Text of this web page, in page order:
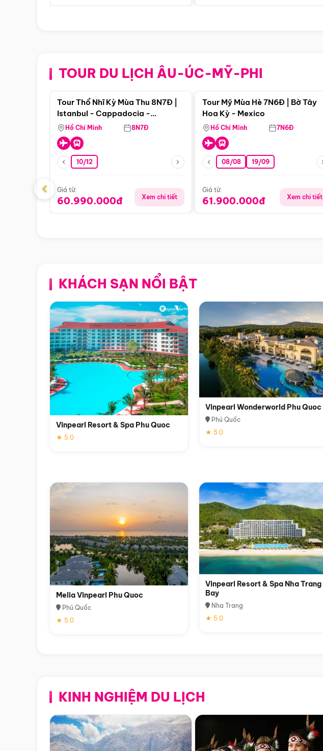
TOUR DU LỊCH ÂU-ÚC-MỸ-PHI
Điểm nổi bật
Tour Thổ Nhĩ Kỳ Mùa Thu 8N7Đ |
Istanbul - Cappadocia -
Pamukkale
Hồ Chí Minh 8N7Đ
10/12
Giá từ:
60.990.000đ Xem chi tiết
Tour Mỹ Mùa Hè 7N6Đ | Bờ Tây
Hoa Kỳ - Mexico
Hồ Chí Minh 7N6Đ
08/08 19/09
Giá từ:
61.900.000đ Xem chi tiết
‹
KHÁCH SẠN NỔI BẬT
Vinpearl Resort & Spa Phu Quoc
★ 5.0
Vinpearl Wonderworld Phu Quoc
Phú Quốc
★ 5.0
Melia Vinpearl Phu Quoc
Phú Quốc
★ 5.0
Vinpearl Resort & Spa Nha Trang
Bay
Nha Trang
★ 5.0
KINH NGHIỆM DU LỊCH